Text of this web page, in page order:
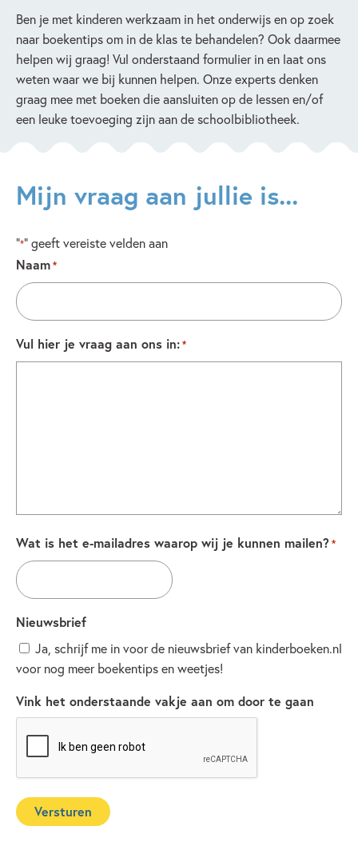
Ben je met kinderen werkzaam in het onderwijs en op zoek
naar boekentips om in de klas te behandelen? Ook daarmee
helpen wij graag! Vul onderstaand formulier in en laat ons
weten waar we bij kunnen helpen. Onze experts denken
graag mee met boeken die aansluiten op de lessen en/of
een leuke toevoeging zijn aan de schoolbibliotheek.
Mijn vraag aan jullie is...
"*" geeft vereiste velden aan
Naam*
Vul hier je vraag aan ons in:*
Wat is het e-mailadres waarop wij je kunnen mailen? *
Nieuwsbrief
Ja, schrijf me in voor de nieuwsbrief van kinderboeken.nl
voor nog meer boekentips en weetjes!
Vink het onderstaande vakje aan om door te gaan